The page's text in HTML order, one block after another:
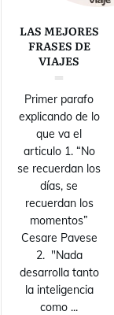
LAS MEJORES
FRASES DE
VIAJES
Primer parafo
explicando de lo
que va el
articulo 1. “No
se recuerdan los
días, se
recuerdan los
momentos”
Cesare Pavese
2. "Nada
desarrolla tanto
la inteligencia
como ...